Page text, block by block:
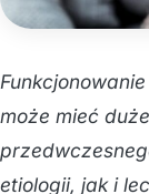
może mieć
etiologii, jak i